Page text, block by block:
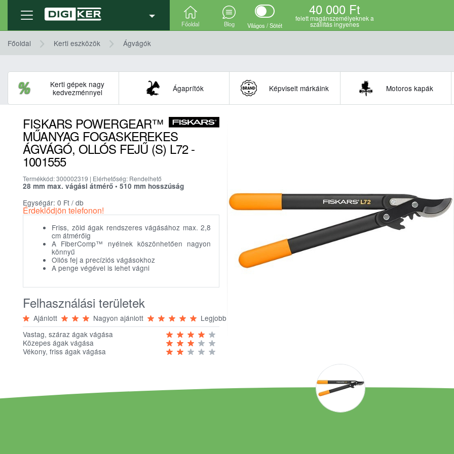
Főoldal Blog Világos / Sötét
40 000 Ft
felett magánszemélyeknek a
szállítás ingyenes
Főoldal Kerti eszközök Ágvágók
Kerti gépek nagy
kedvezménnyel
Ágaprítók Képviselt márkáink Motoros kapák
FISKARS POWERGEAR™
MŰANYAG FOGASKEREKES
ÁGVÁGÓ, OLLÓS FEJŰ (S) L72 -
1001555
Termékkód: 300002319 | Elérhetőség: Rendelhető
28 mm max. vágási átmérő • 510 mm hosszúság
Egységár: 0 Ft / db
Érdeklődjön telefonon!
Friss, zöld ágak rendszeres vágásához max. 2,8
cm átmérőig
A FiberComp™ nyélnek köszönhetően nagyon
könnyű
Ollós fej a precíziós vágásokhoz
A penge végével is lehet vágni
Felhasználási területek
Ajánlott Nagyon ajánlott
Legjobb
Vastag, száraz ágak vágása
Közepes ágak vágása
Vékony, friss ágak vágása
Termék adatlap Részletek, technikai adatok